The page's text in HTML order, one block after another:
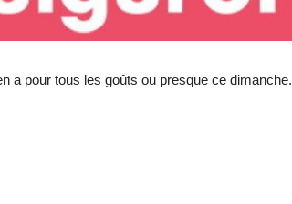
a pour tous les goûts ou presque ce dimanche.